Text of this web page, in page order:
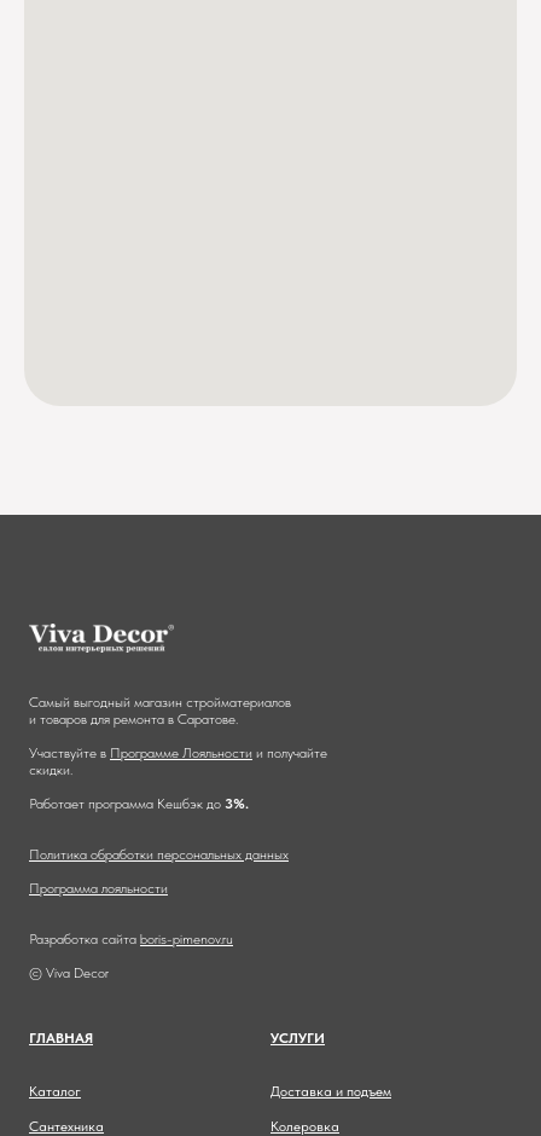
Самый выгодный магазин стройматериалов
и товаров для ремонта в Саратове.
Участвуйте в Программе Лояльности и получайте
скидки.
Работает программа Кешбэк до 3%.
Политика обработки персональных данных
Программа лояльности
Разработка сайта boris-pimenov.ru
© Viva Decor
ГЛАВНАЯ
Каталог
Сантехника
УСЛУГИ
Доставка и подъем
Колеровка